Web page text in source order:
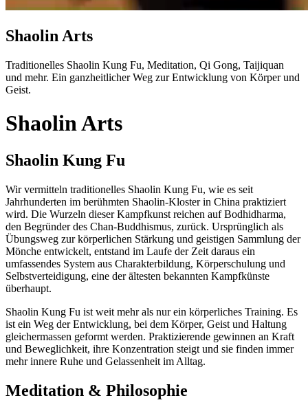
Shaolin Arts
Traditionelles Shaolin Kung Fu, Meditation, Qi Gong, Taijiquan
und mehr. Ein ganzheitlicher Weg zur Entwicklung von Körper und
Geist.
Shaolin Arts
Shaolin Kung Fu
Wir vermitteln traditionelles Shaolin Kung Fu, wie es seit
Jahrhunderten im berühmten Shaolin-Kloster in China praktiziert
wird. Die Wurzeln dieser Kampfkunst reichen auf Bodhidharma,
den Begründer des Chan-Buddhismus, zurück. Ursprünglich als
Übungsweg zur körperlichen Stärkung und geistigen Sammlung der
Mönche entwickelt, entstand im Laufe der Zeit daraus ein
umfassendes System aus Charakterbildung, Körperschulung und
Selbstverteidigung, eine der ältesten bekannten Kampfkünste
überhaupt.
Shaolin Kung Fu ist weit mehr als nur ein körperliches Training. Es
ist ein Weg der Entwicklung, bei dem Körper, Geist und Haltung
gleichermassen geformt werden. Praktizierende gewinnen an Kraft
und Beweglichkeit, ihre Konzentration steigt und sie finden immer
mehr innere Ruhe und Gelassenheit im Alltag.
Meditation & Philosophie